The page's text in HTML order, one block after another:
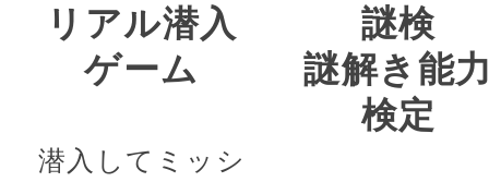
リアル潜入
ゲーム
潜入してミッシ
謎検
謎解き能
検定